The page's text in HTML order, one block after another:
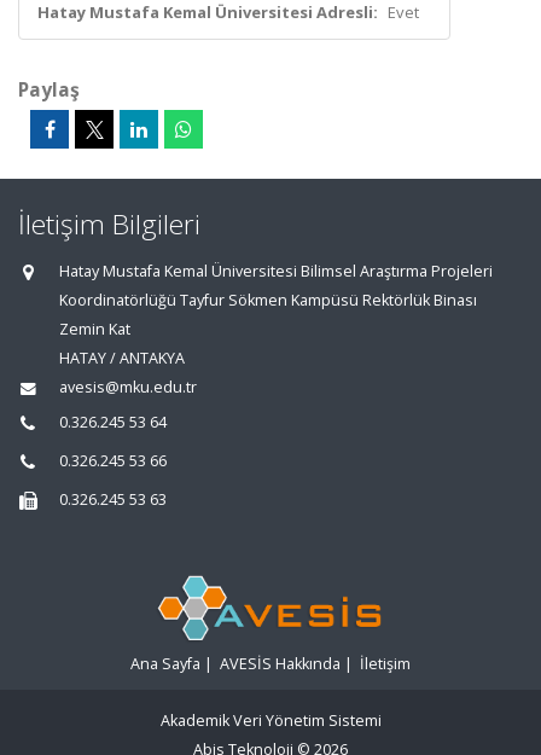
Hatay Mustafa Kemal Üniversitesi Adresli: Evet
Paylaş
İletişim Bilgileri
Hatay Mustafa Kemal Üniversitesi Bilimsel Araştırma Projeleri
Koordinatörlüğü Tayfur Sökmen Kampüsü Rektörlük Binası
Zemin Kat
HATAY / ANTAKYA
avesis@mku.edu.tr
0.326.245 53 64
0.326.245 53 66
0.326.245 53 63
Ana Sayfa | AVESİS Hakkında | İletişim
Akademik Veri Yönetim Sistemi
Abis Teknoloji © 2026